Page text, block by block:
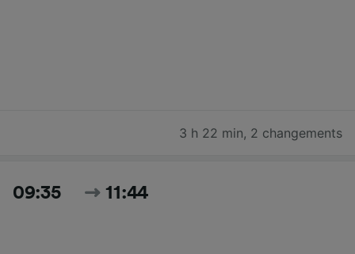
3 h 22 min, 2 changements
09:35 11:44